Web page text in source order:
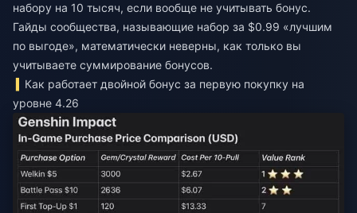
набору на 10 тысяч, если вообще не учитывать бонус.
Гайды сообщества, называющие набор за $0.99 «лучшим
по выгоде», математически неверны, как только вы
учитываете суммирование бонусов.
Как работает двойной бонус за первую покупку на
уровне 4.26